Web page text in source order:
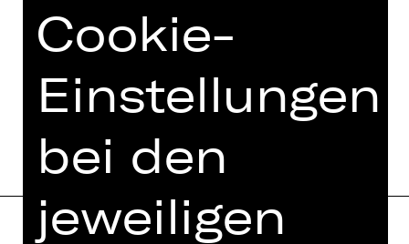
Cookie-
Einstellungen
bei den
jeweiligen